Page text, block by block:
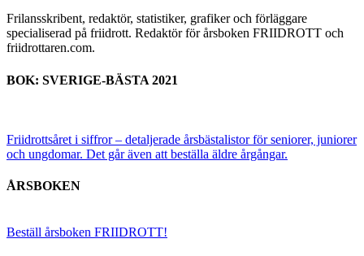
Frilansskribent, redaktör, statistiker, grafiker och förläggare
specialiserad på friidrott. Redaktör för årsboken FRIIDROTT och
friidrottaren.com.
BOK: SVERIGE-BÄSTA 2021
Friidrottsåret i siffror – detaljerade årsbästalistor för seniorer, juniorer
och ungdomar. Det går även att beställa äldre årgångar.
ÅRSBOKEN
Beställ årsboken FRIIDROTT!